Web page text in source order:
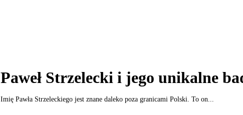
Paweł Strzelecki i jego unikalne
Imię Pawła Strzeleckiego jest znane daleko poza granicami Polski. To on...